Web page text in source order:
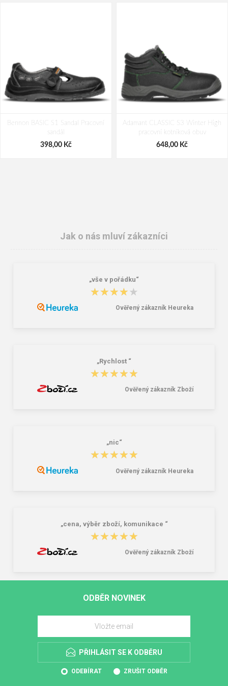
Bennon BASIC S1 Sandal Pracovní
sandál
398,00 Kč
Adamant CLASSIC S3 Winter High
pracovní kotníková obuv
648,00 Kč
Adamant CLASSIC S1P High
578,00 Kč 550,00 Kč
Jak o nás mluví zákazníci
„vše v pořádku“
★★★★★
★★★★★
Ověřený zákazník Heureka
„Rychlost “
★★★★★
★★★★★
Ověřený zákazník Zboží
„nic“
★★★★★
★★★★★
Ověřený zákazník Heureka
„cena, výběr zboží, komunikace “
★★★★★
★★★★★
Ověřený zákazník Zboží
ODBĚR NOVINEK
PŘIHLÁSIT SE K ODBĚRU
ODEBÍRAT ZRUŠIT ODBĚR